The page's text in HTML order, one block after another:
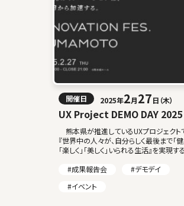
UX Project DEMO DAY 2025
開催日 2025年2月27日（木）
熊本県が推進しているUXプロジェクト
『世界中の人々が、自分らしく最後まで「健
「楽しく」「美しく」いられる生活』を実現
とを目指し、考え方に共感し、ともに […]
#成果報告会
#デモデイ
#イベント